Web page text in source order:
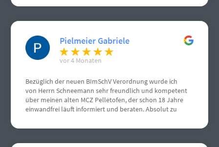
Pielmeier Gabriele
vor 4 Monaten
Bezüglich der neuen BImSchV Verordnung wurde ich
von Herrn Schneemann sehr freundlich und kompetent
über meinen alten MCZ Pelletofen, der schon 18 Jahre
einwandfrei läuft informiert und beraten. Absolut zu
vielen Dank.